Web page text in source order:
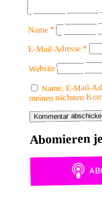
Name *
E-Mail-Adresse*
Website
Name, E-Mail-
meinen nächsten
Abomieren